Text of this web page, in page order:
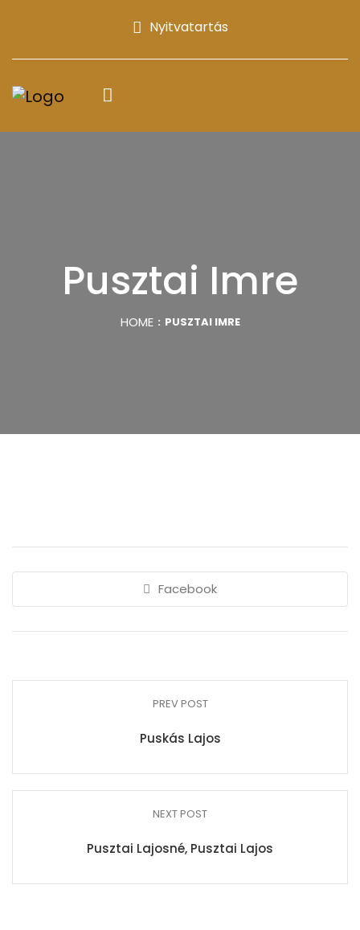
Nyitvatartás
Pusztai Imre
HOME PUSZTAI IMRE
Facebook
PREV POST
Puskás Lajos
NEXT POST
Pusztai Lajosné, Pusztai Lajos